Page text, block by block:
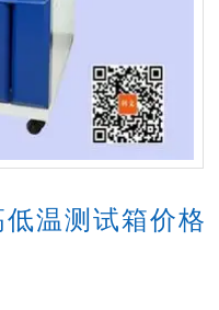
温测试箱价格